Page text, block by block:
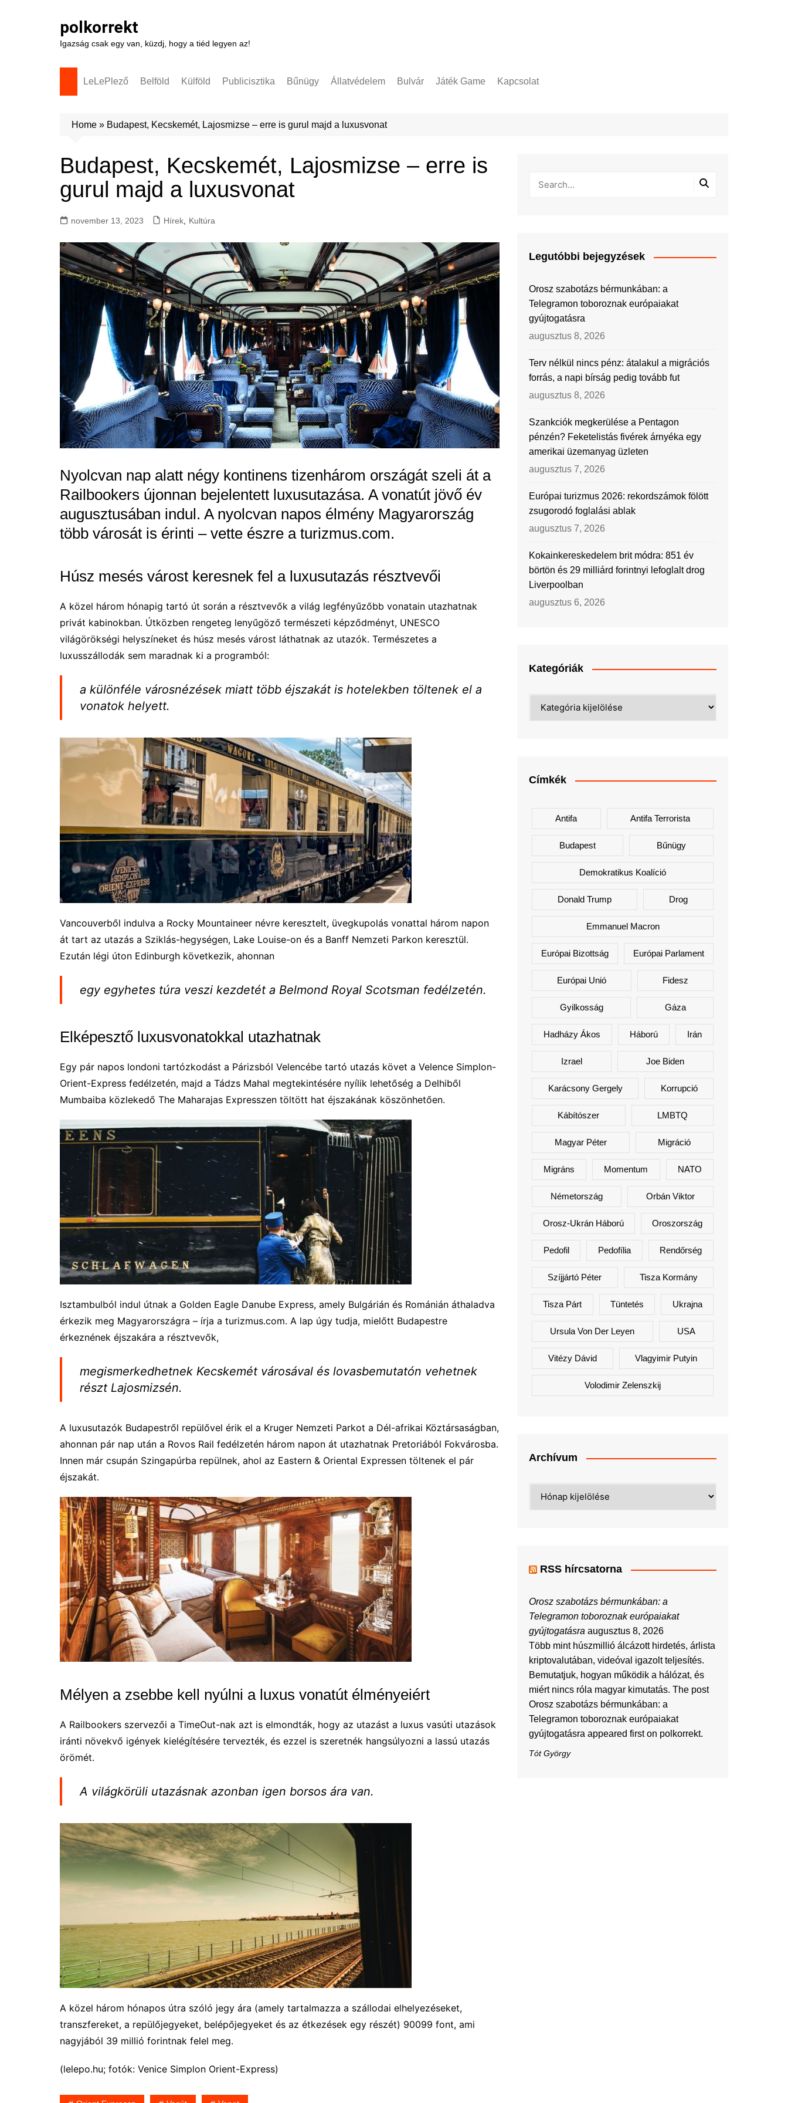
polkorrekt
Igazság csak egy van, küzdj, hogy a tiéd legyen az!
LeLePlező Belföld Külföld Publicisztika Bűnügy Állatvédelem Bulvár Játék Game Kapcsolat
Home » Budapest, Kecskemét, Lajosmizse – erre is gurul majd a luxusvonat
Budapest, Kecskemét, Lajosmizse – erre is
gurul majd a luxusvonat
november 13, 2023 Hírek Kultúra
Nyolcvan nap alatt négy kontinens tizenhárom országát szeli át a
Railbookers újonnan bejelentett luxusutazása. A vonatút jövő év
augusztusában indul. A nyolcvan napos élmény Magyarország
több városát is érinti – vette észre a turizmus.com.
Húsz mesés várost keresnek fel a luxusutazás résztvevői
A közel három hónapig tartó út során a résztvevők a világ legfényűzőbb vonatain utazhatnak
privát kabinokban. Útközben rengeteg lenyűgöző természeti képződményt, UNESCO
világörökségi helyszíneket és húsz mesés várost láthatnak az utazók. Természetes a
luxusszállodák sem maradnak ki a programból:
a különféle városnézések miatt több éjszakát is hotelekben töltenek el a
vonatok helyett.
Vancouverből indulva a Rocky Mountaineer névre keresztelt, üvegkupolás vonattal három napon
át tart az utazás a Sziklás-hegységen, Lake Louise-on és a Banff Nemzeti Parkon keresztül.
Ezután légi úton Edinburgh következik, ahonnan
egy egyhetes túra veszi kezdetét a Belmond Royal Scotsman fedélzetén.
Elképesztő luxusvonatokkal utazhatnak
Egy pár napos londoni tartózkodást a Párizsból Velencébe tartó utazás követ a Velence Simplon-
Orient-Express fedélzetén, majd a Tádzs Mahal megtekintésére nyílik lehetőség a Delhiből
Mumbaiba közlekedő The Maharajas Expresszen töltött hat éjszakának köszönhetően.
Isztambulból indul útnak a Golden Eagle Danube Express, amely Bulgárián és Románián áthaladva
érkezik meg Magyarországra – írja a turizmus.com. A lap úgy tudja, mielőtt Budapestre
érkeznének éjszakára a résztvevők,
megismerkedhetnek Kecskemét városával és lovasbemutatón vehetnek
részt Lajosmizsén.
A luxusutazók Budapestről repülővel érik el a Kruger Nemzeti Parkot a Dél-afrikai Köztársaságban,
ahonnan pár nap után a Rovos Rail fedélzetén három napon át utazhatnak Pretoriából Fokvárosba.
Innen már csupán Szingapúrba repülnek, ahol az Eastern & Oriental Expressen töltenek el pár
éjszakát.
Mélyen a zsebbe kell nyúlni a luxus vonatút élményeiért
A Railbookers szervezői a TimeOut-nak azt is elmondták, hogy az utazást a luxus vasúti utazások
iránti növekvő igények kielégítésére tervezték, és ezzel is szeretnék hangsúlyozni a lassú utazás
örömét.
A világkörüli utazásnak azonban igen borsos ára van.
A közel három hónapos útra szóló jegy ára (amely tartalmazza a szállodai elhelyezéseket,
transzfereket, a repülőjegyeket, belépőjegyeket és az étkezések egy részét) 90099 font, ami
nagyjából 39 millió forintnak felel meg.
(lelepo.hu; fotók: Venice Simplon Orient-Express)
Legutóbbi bejegyzések
Orosz szabotázs bérmunkában: a
Telegramon toboroznak európaiakat
gyújtogatásra
augusztus 8, 2026
Terv nélkül nincs pénz: átalakul a migrációs
forrás, a napi bírság pedig tovább fut
augusztus 8, 2026
Szankciók megkerülése a Pentagon
pénzén? Feketelistás fivérek árnyéka egy
amerikai üzemanyag üzleten
augusztus 7, 2026
Európai turizmus 2026: rekordszámok fölött
zsugorodó foglalási ablak
augusztus 7, 2026
Kokainkereskedelem brit módra: 851 év
börtön és 29 milliárd forintnyi lefoglalt drog
Liverpoolban
augusztus 6, 2026
Kategóriák
Címkék
Antifa Antifa Terrorista
Budapest Bűnügy
Demokratikus Koalíció
Donald Trump Drog
Emmanuel Macron
Európai Bizottság Európai Parlament
Európai Unió Fidesz
Gyilkosság Gáza
Hadházy Ákos Háború Irán
Izrael Joe Biden
Karácsony Gergely Korrupció
Kábítószer LMBTQ
Magyar Péter Migráció
Migráns Momentum NATO
Németország Orbán Viktor
Orosz-Ukrán Háború Oroszország
Pedofil Pedofília Rendőrség
Szíjjártó Péter Tisza Kormány
Tisza Párt Tüntetés Ukrajna
Ursula Von Der Leyen USA
Vitézy Dávid Vlagyimir Putyin
Volodimir Zelenszkij
Archívum
RSS hírcsatorna
Orosz szabotázs bérmunkában: a
Telegramon toboroznak európaiakat
gyújtogatásra augusztus 8, 2026
Több mint húszmillió álcázott hirdetés, árlista
kriptovalutában, videóval igazolt teljesítés.
Bemutatjuk, hogyan működik a hálózat, és
miért nincs róla magyar kimutatás. The post
Orosz szabotázs bérmunkában: a
Telegramon toboroznak európaiakat
gyújtogatásra appeared first on polkorrekt.
Tót György